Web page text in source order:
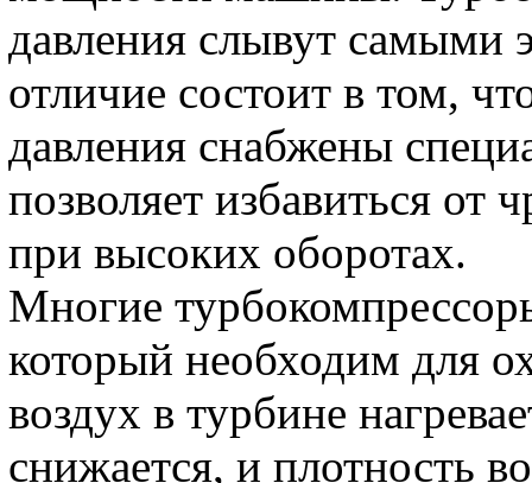
давления слывут
отличие состоит в том,
давления снабжены
позволяет избавиться от
при высоких оборотах.
Многие
который необходим для
воздух в турбине
снижается, и плотность